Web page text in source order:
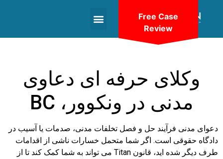
وکلای حرفه ای دعاوی
مدنی در ونکوور، BC
دعوای مدنی فرآیند حل و فصل تخلفات مدنی، صدمات یا آسیب در
دادگاه حقوقی است. اگر شما متحمل خسارات ناشی از اقدامات
طرف دیگر شده اید، قانون Titan می تواند به شما کمک کند تا از
Free Case
Review